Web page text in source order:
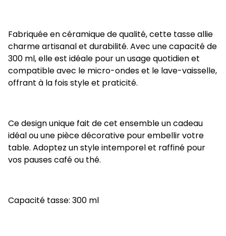
Fabriquée en céramique de qualité, cette tasse allie
charme artisanal et durabilité. Avec une capacité de
300 ml, elle est idéale pour un usage quotidien et
compatible avec le micro-ondes et le lave-vaisselle,
offrant à la fois style et praticité.
Ce design unique fait de cet ensemble un cadeau
idéal ou une pièce décorative pour embellir votre
table. Adoptez un style intemporel et raffiné pour
vos pauses café ou thé.
Capacité tasse: 300 ml